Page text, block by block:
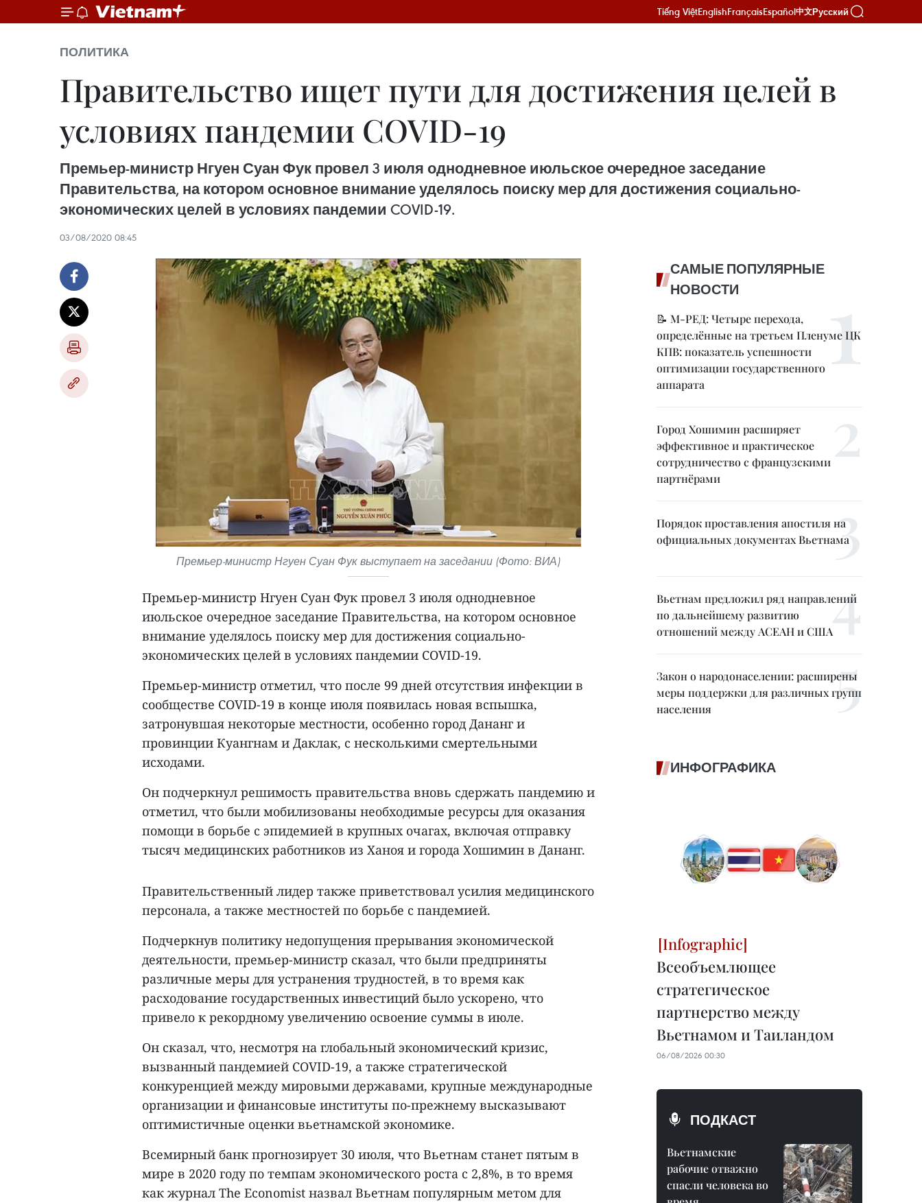
Tiếng ViệtEnglishFrançaisEspañol中文Русский
ПОЛИТИКА
Правительство ищет пути для достижения целей в
условиях пандемии COVID-19
Премьер-министр Нгуен Суан Фук провел 3 июля однодневное июльское очередное заседание
Правительства, на котором основное внимание уделялось поиску мер для достижения социально-
экономических целей в условиях пандемии COVID-19.
03/08/2020 08:45
Премьер-министр Нгуен Суан Фук выступает на заседании (Фото: ВИА)
Премьер-министр Нгуен Суан Фук провел 3 июля однодневное
июльское очередное заседание Правительства, на котором основное
внимание уделялось поиску мер для достижения социально-
экономических целей в условиях пандемии COVID-19.
Премьер-министр отметил, что после 99 дней отсутствия инфекции в
сообществе COVID-19 в конце июля появилась новая вспышка,
затронувшая некоторые местности, особенно город Дананг и
провинции Куангнам и Даклак, с несколькими смертельными
исходами.
Он подчеркнул решимость правительства вновь сдержать пандемию и
отметил, что были мобилизованы необходимые ресурсы для оказания
помощи в борьбе с эпидемией в крупных очагах, включая отправку
тысяч медицинских работников из Ханоя и города Хошимин в Дананг.
Правительственный лидер также приветствовал усилия медицинского
персонала, а также местностей по борьбе с пандемией.
Подчеркнув политику недопущения прерывания экономической
деятельности, премьер-министр сказал, что были предприняты
различные меры для устранения трудностей, в то время как
расходование государственных инвестиций было ускорено, что
привело к рекордному увеличению освоение суммы в июле.
Он сказал, что, несмотря на глобальный экономический кризис,
вызванный пандемией COVID-19, а также стратегической
конкуренцией между мировыми державами, крупные международные
организации и финансовые институты по-прежнему высказывают
оптимистичные оценки вьетнамской экономике.
Всемирный банк прогнозирует 30 июля, что Вьетнам станет пятым в
мире в 2020 году по темпам экономического роста с 2,8%, в то время
как журнал The Economist назвал Вьетнам популярным метом для
САМЫЕ ПОПУЛЯРНЫЕ
НОВОСТИ
📝 М-РЕД: Четыре перехода,
определённые на третьем Пленуме ЦК
КПВ: показатель успешности
оптимизации государственного
аппарата
Город Хошимин расширяет
эффективное и практическое
сотрудничество с французскими
партнёрами
Порядок проставления апостиля на
официальных документах Вьетнама
Вьетнам предложил ряд направлений
по дальнейшему развитию
отношений между АСЕАН и США
Закон о народонаселении: расширены
меры поддержки для различных групп
населения
ИНФОГРАФИКА
Всеобъемлющее
стратегическое
партнерство между
Вьетнамом и Таиландом
06/08/2026 00:30
ПОДКАСТ
Вьетнамские
рабочие отважно
спасли человека во